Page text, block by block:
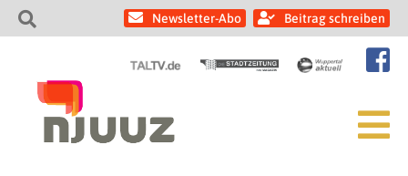
Newsletter-Abo Beitrag schreiben